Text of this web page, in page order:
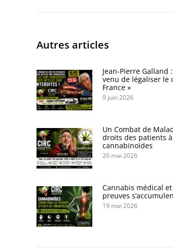
Autres articles
Jean-Pierre Galland
venu de légaliser le
France »
9 juin 2026
Un Combat de
droits des patients à
cannabinoïdes
20 mai 2026
Cannabis médical
preuves
19 mai 2026